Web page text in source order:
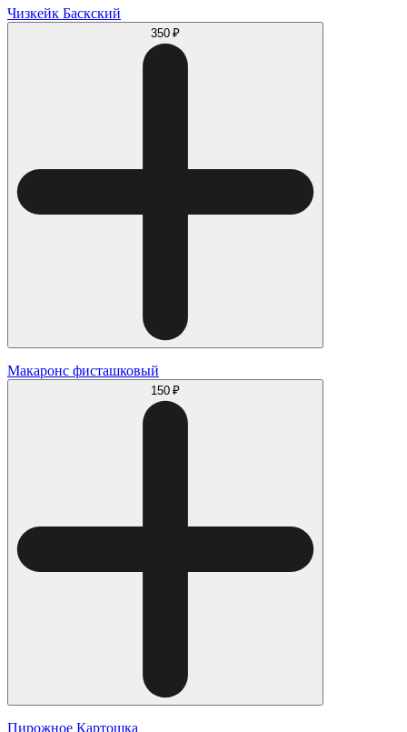
Чизкейк Баскский
350 ₽
Макаронс фисташковый
150 ₽
Пирожное Картошка